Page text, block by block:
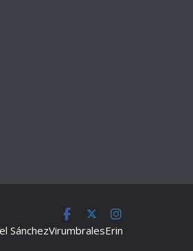
SánchezVirumbralesErin